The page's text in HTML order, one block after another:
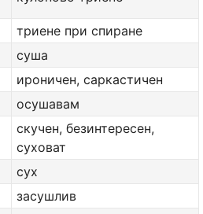
триене при спиране
суша
ироничен, саркастичен
осушавам
скучен, безинтересен,
суховат
сух
засушлив